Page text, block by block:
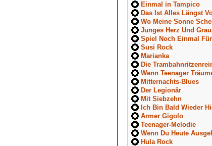
Einmal in Tampico
Das Ist Alles Längst
Wo Meine Sonne
Junges Herz Und
Spiel Noch Einmal
Susi Rock
Marianka
Die
Wenn Teenager
Mitternachts-Blues
Der Legionär
Mit Siebzehn
Ich Bin Bald Wieder
Armer Gigolo
Teenager-Melodie
Wenn Du Heute
Hula Rock